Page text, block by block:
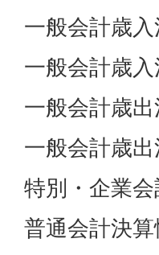
一般会計歳
一般会計歳
一般会計歳
一般会計歳
特別・企業
普通会計決